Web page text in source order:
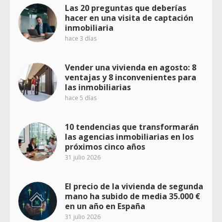
Las 20 preguntas que deberías
hacer en una visita de captación
inmobiliaria
hace 3 días
Vender una vivienda en agosto: 8
ventajas y 8 inconvenientes para
las inmobiliarias
hace 5 días
10 tendencias que transformarán
las agencias inmobiliarias en los
próximos cinco años
31 julio 2026
El precio de la vivienda de segunda
mano ha subido de media 35.000 €
en un año en España
31 julio 2026